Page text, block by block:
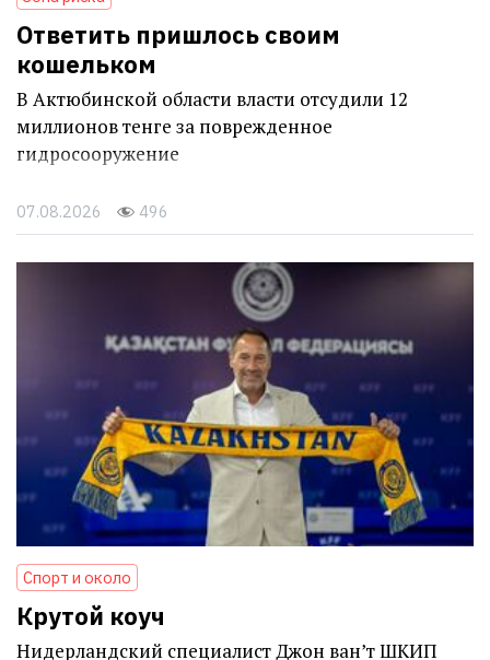
Ответить пришлось своим
кошельком
В Актюбинской области власти отсудили 12
миллионов тенге за поврежденное
гидросооружение
07.08.2026 496
Спорт и около
Крутой коуч
Нидерландский специалист Джон ван’т ШКИП